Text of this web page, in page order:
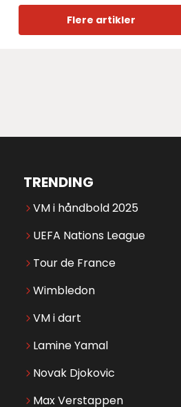
Flere artikler
TRENDING
VM i håndbold 2025
UEFA Nations League
Tour de France
Wimbledon
VM i dart
Lamine Yamal
Novak Djokovic
Max Verstappen